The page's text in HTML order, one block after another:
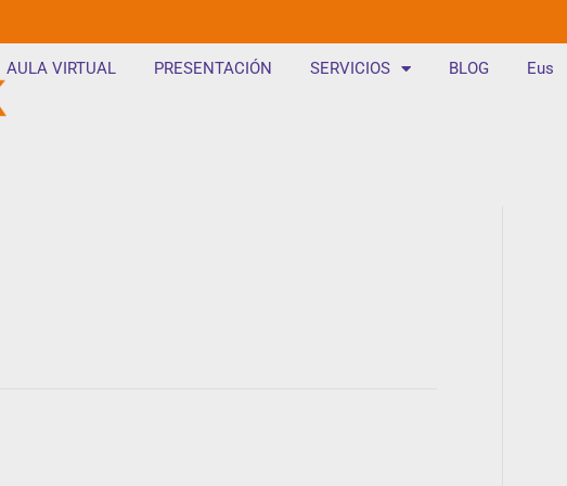
AULA VIRTUAL PRESENTACIÓN SERVICIOS BLOG Eus